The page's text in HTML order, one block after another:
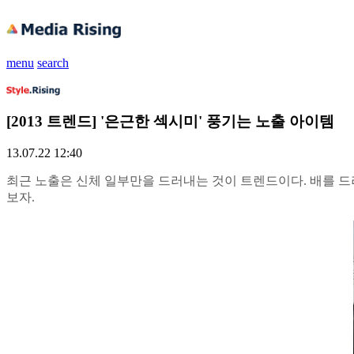
menu search
[2013 트렌드] '은근한 섹시미' 풍기는 노출 아이템
13.07.22 12:40
최근 노출은 신체 일부만을 드러내는 것이 트렌드이다. 배를
보자.